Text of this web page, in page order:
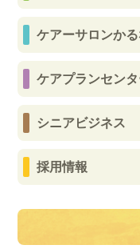
ケアーサロンか
ケアプランセン
シニアビジネス
採用情報